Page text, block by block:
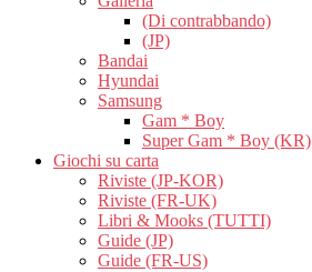
(Di contrabbando)
(JP)
Bandai
Hyundai
Samsung
Gam * Boy
Super Gam * Boy (KR)
Giochi su carta
Riviste (JP-KOR)
Riviste (FR-UK)
Libri & Mooks (TUTTI)
Guide (JP)
Guide (FR-US)